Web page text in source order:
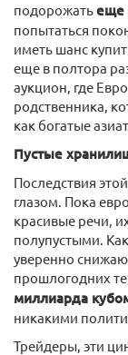
подорожатьеще
попытаться
иметь шанс
еще в полтора
аукцион, где
родственника,
как богатые
Пустые
Последствия
глазом. Пока
красивые речи,
полупустыми.
уверенно
прошлогодних
миллиарда
никакими
Трейдеры, эти